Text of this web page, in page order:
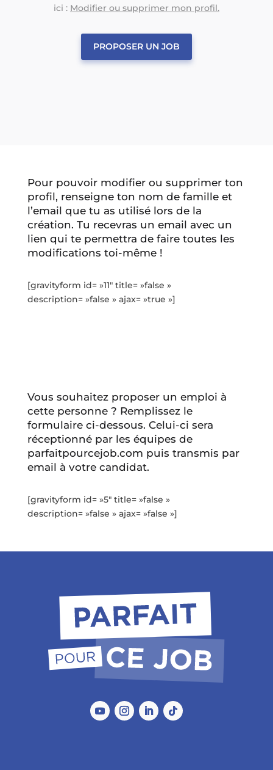
ici : Modifier ou supprimer mon profil.
PROPOSER UN JOB
Pour pouvoir modifier ou supprimer ton
profil, renseigne ton nom de famille et
l’email que tu as utilisé lors de la
création. Tu recevras un email avec un
lien qui te permettra de faire toutes les
modifications toi-même !
[gravityform id= »11″ title= »false »
description= »false » ajax= »true »]
Vous souhaitez proposer un emploi à
cette personne ? Remplissez le
formulaire ci-dessous. Celui-ci sera
réceptionné par les équipes de
parfaitpourcejob.com puis transmis par
email à votre candidat.
[gravityform id= »5″ title= »false »
description= »false » ajax= »false »]